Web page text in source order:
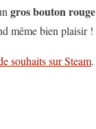
gros bouton rouge
même bien plaisir !
souhaits sur Steam.